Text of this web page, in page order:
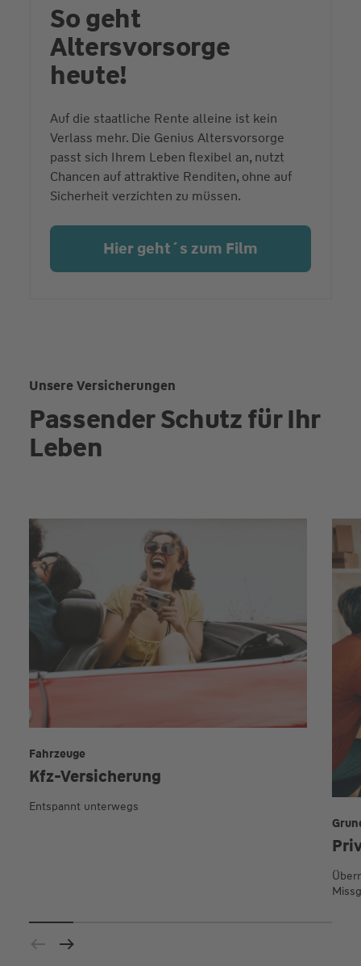
So geht
Altersvorsorge
heute!
Auf die staatliche Rente alleine ist kein
Verlass mehr. Die Genius Altersvorsorge
passt sich Ihrem Leben flexibel an, nutzt
Chancen auf attraktive Renditen, ohne auf
Sicherheit verzichten zu müssen.
Hier geht´s zum Film
Unsere Versicherungen
Passender Schutz für Ihr
Leben
Kfz-Versicherung
Fahrzeuge
Entspannt unterwegs